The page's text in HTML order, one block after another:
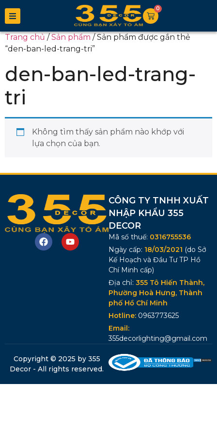
0
Trang chủ/Sản phẩm/ Sản phẩm được gắn thẻ
“den-ban-led-trang-tri”
den-ban-led-trang-
tri
Không tìm thấy sản phẩm nào khớp với
lựa chọn của bạn.
CÔNG TY TNHH XUẤT
NHẬP KHẨU 355
DECOR
Mã số thuế: 0316755536
Ngày cấp: 18/03/2021 (do Sở
Kế Hoạch và Đầu Tư TP Hồ
Chí Minh cấp)
Địa chỉ: 355 Tô Hiến Thành,
Phường Hoà Hưng, Thành
phố Hồ Chí Minh
Hotline: 0963773625
Email:
355decorlighting@gmail.com
Copyright © 2025 by 355
Decor - All rights reserved.